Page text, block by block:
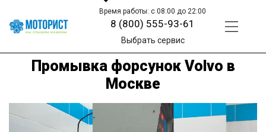
Время работы: с 08:00 до 22:00
8 (800) 555-93-61
Выбрать сервис
Промывка форсунок Volvo в
Москве